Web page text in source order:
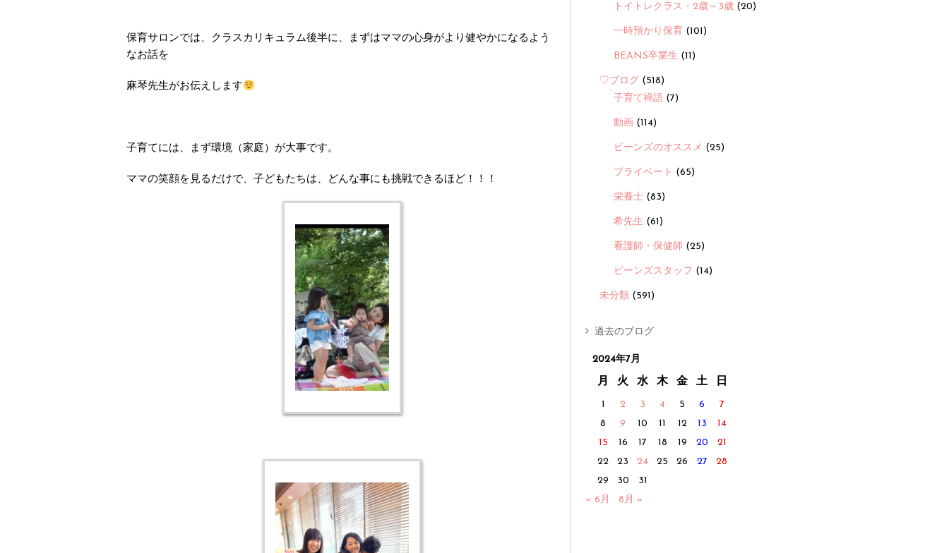
保育サロンでは、クラスカリキュラム後半に、まずはママの心身がより健やかになるよう
なお話を
麻琴先生がお伝えします
子育てには、まず環境（家庭）が大事です。
ママの笑顔を見るだけで、子どもたちは、どんな事にも挑戦できるほど！！！
トイトレクラス・2歳～3歳 (20)
一時預かり保育 (101)
BEANS卒業生 (11)
♡ブログ (518)
子育て禅語 (7)
動画 (114)
ビーンズのオススメ (25)
プライベート (65)
栄養士 (83)
希先生 (61)
看護師・保健師 (25)
ビーンズスタッフ (14)
未分類 (591)
過去のブログ
2024年7月
月 火 水 木 金 土 日
1 2 3 4 5 6
7
8
9 10 11 12 13
14
15
16 17 18 19 20
21
22
23 24 25 26 27
28
29
30
31
« 6月
8月 »